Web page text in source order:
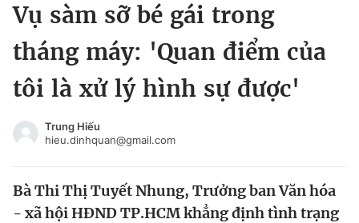
Chuyên mục
Chuyên mục khác
Tin 24h
Video Magazine
Đổi mật khẩu
Tin đã lưu
Tin đã xem
Đăng xuất
Vụ sàm sỡ bé gái trong
tháng máy: 'Quan điểm của
tôi là xử lý hình sự được'
Trung Hiếu
hieu.dinhquan@gmail.com
Bà Thi Thị Tuyết Nhung, Trưởng ban Văn hóa
- xã hội HĐND TP.HCM khẳng định tình trạng